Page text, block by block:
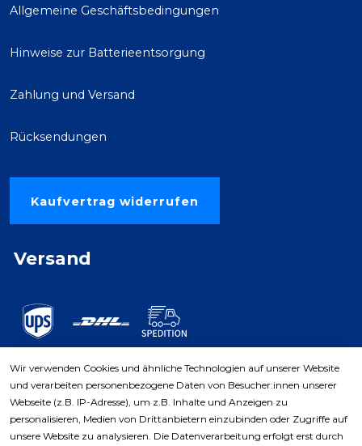
Allgemeine Geschäftsbedingungen
Hinweise zur Batterieentsorgung
Zahlung und Versand
Rücksendungen
Kaufvertrag widerrufen
Versand
Zahlungsarten
Wir verwenden Cookies und ähnliche Technologien auf unserer Website
und verarbeiten personenbezogene Daten von Besucher:innen unserer
Webseite (z.B. IP-Adresse), um z.B. Inhalte und Anzeigen zu
personalisieren, Medien von Drittanbietern einzubinden oder Zugriffe auf
unsere Website zu analysieren. Die Datenverarbeitung erfolgt erst durch